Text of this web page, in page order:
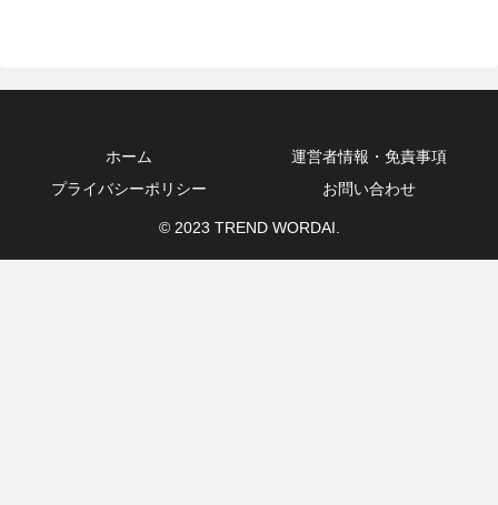
ホーム
運営者情報・免責事項
プライバシーポリシー
お問い合わせ
© 2023 TREND WORDAI.